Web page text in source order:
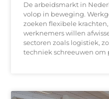
De arbeidsmarkt in
volop in beweging.
zoeken flexibele krachten,
werknemers willen
sectoren zoals logistiek,
techniek schreeuwen om